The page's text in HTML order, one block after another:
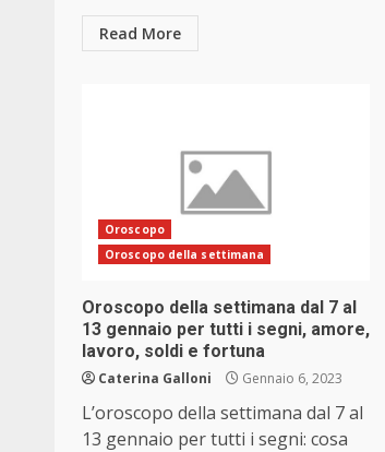
Read More
Oroscopo
Oroscopo della settimana
Oroscopo della settimana dal 7 al
13 gennaio per tutti i segni, amore,
lavoro, soldi e fortuna
Caterina Galloni Gennaio 6, 2023
L’oroscopo della settimana dal 7 al
13 gennaio per tutti i segni: cosa